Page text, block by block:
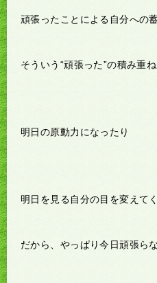
頑張ったことによる自分への
そういう“頑張った”の積み重
明日の原動力になったり
明日を見る自分の目を変えて
だから、やっぱり今日頑張ら